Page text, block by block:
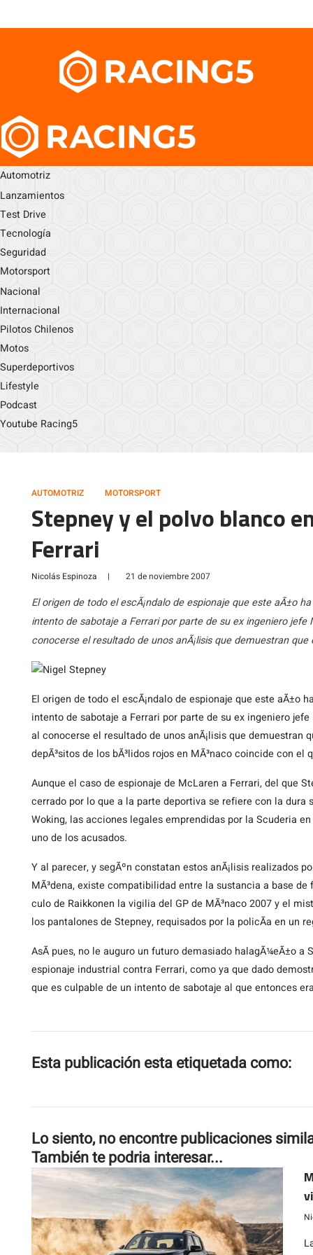
Automotriz
Lanzamientos
Test Drive
Tecnología
Seguridad
Motorsport
Nacional
Internacional
Pilotos Chilenos
Motos
Superdeportivos
Lifestyle
Podcast
Youtube Racing5
AUTOMOTRIZ MOTORSPORT
Stepney y el polvo blanco
Ferrari
Nicolás Espinoza | 21 de noviembre 2007
El origen de todo el escÃ¡ndalo de espionaje que este aÃ±o
intento de sabotaje a Ferrari por parte de su ex ingeniero
conocerse el resultado de unos anÃ¡lisis que demuestran que
El origen de todo el escÃ¡ndalo de espionaje que este aÃ±o
intento de sabotaje a Ferrari por parte de su ex ingeniero
al conocerse el resultado de unos anÃ¡lisis que demuestran
depÃ³sitos de los bÃ³lidos rojos en MÃ³naco coincide con
Aunque el caso de espionaje de McLaren a Ferrari, del que
cerrado por lo que a la parte deportiva se refiere con la dura
Woking, las acciones legales emprendidas por la Scuderia
uno de los acusados.
Y al parecer, y segÃºn constatan estos anÃ¡lisis realizados
MÃ³dena, existe compatibilidad entre la sustancia a base
culo de Raikkonen la vigilia del GP de MÃ³naco 2007 y el
los pantalones de Stepney, requisados por la policÃ­a en un
AsÃ­ pues, no le auguro un futuro demasiado halagÃ¼eÃ±o a
espionaje industrial contra Ferrari, como ya que dado
que es culpable de un intento de sabotaje al que entonces
Esta publicación esta etiquetada como:
Lo siento, no encontre publicaciones
También te podria interesar...